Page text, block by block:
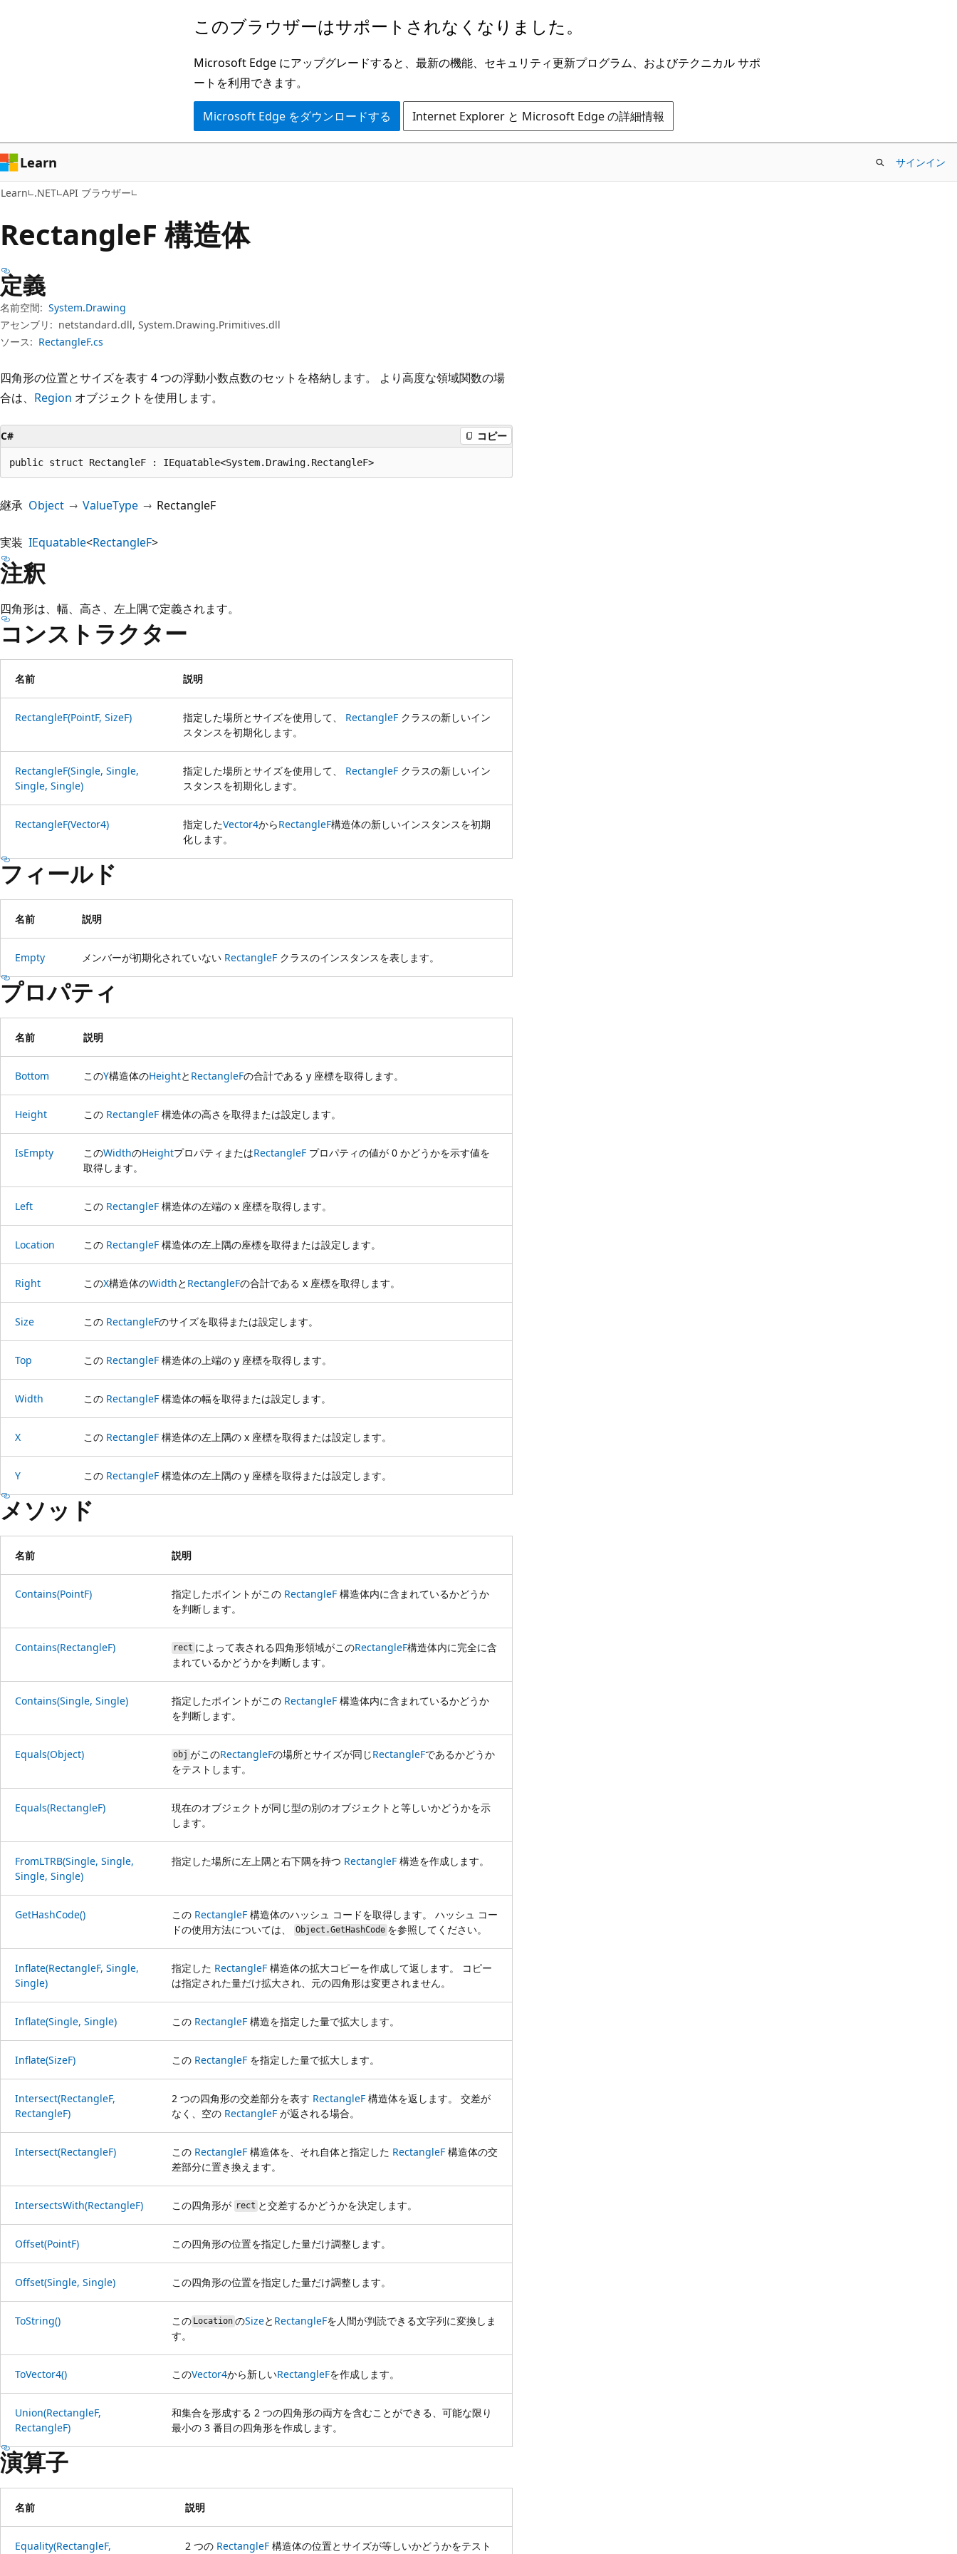
ン
ツ
に
ス
ッ
ゲ
ー
シ
ョ
に
キ
ッ
プ
このブラウザーはサポートされなくなりました。
Microsoft Edge にアップグレードすると、最新の機能、セキュリティ更新プログラム、およびテクニカル サポ
ートを利用できます。
Microsoft Edge をダウンロードする Internet Explorer と Microsoft Edge の詳細情報
Learn サインイン
Learn .NET API ブラウザー
RectangleF 構造体
定義
名前空間: System.Drawing
アセンブリ: netstandard.dll, System.Drawing.Primitives.dll
ソース: RectangleF.cs
四角形の位置とサイズを表す 4 つの浮動小数点数のセットを格納します。 より高度な領域関数の場
合は、 Region オブジェクトを使用します。
C# コピー
public struct RectangleF : IEquatable<System.Drawing.RectangleF>
継承 Object ValueType RectangleF
実装 IEquatable<RectangleF>
注釈
四角形は、幅、高さ、左上隅で定義されます。
コンストラクター
名前 説明
RectangleF(PointF, SizeF) 指定した場所とサイズを使用して、 RectangleF クラスの新しいイン
スタンスを初期化します。
RectangleF(Single, Single,
Single, Single)
指定した場所とサイズを使用して、 RectangleF クラスの新しいイン
スタンスを初期化します。
RectangleF(Vector4) 指定したVector4からRectangleF構造体の新しいインスタンスを初期
化します。
フィールド
名前 説明
Empty メンバーが初期化されていない RectangleF クラスのインスタンスを表します。
プロパティ
名前 説明
Bottom このY構造体のHeightと RectangleFの合計である y 座標を取得します。
Height この RectangleF 構造体の高さを取得または設定します。
IsEmpty このWidthのHeightプロパティまたはRectangleF プロパティの値が 0 かどうかを示す値を
取得します。
Left この RectangleF 構造体の左端の x 座標を取得します。
Location この RectangleF 構造体の左上隅の座標を取得または設定します。
Right このX構造体のWidthと RectangleFの合計である x 座標を取得します。
Size この RectangleFのサイズを取得または設定します。
Top この RectangleF 構造体の上端の y 座標を取得します。
Width この RectangleF 構造体の幅を取得または設定します。
X この RectangleF 構造体の左上隅の x 座標を取得または設定します。
Y この RectangleF 構造体の左上隅の y 座標を取得または設定します。
メソッド
名前 説明
Contains(PointF) 指定したポイントがこの RectangleF 構造体内に含まれているかどうか
を判断します。
Contains(RectangleF) rect によって表される四角形領域がこのRectangleF構造体内に完全に含
まれているかどうかを判断します。
Contains(Single, Single) 指定したポイントがこの RectangleF 構造体内に含まれているかどうか
を判断します。
Equals(Object) obj がこのRectangleFの場所とサイズが同じRectangleFであるかどうか
をテストします。
Equals(RectangleF)
現在のオブジェクトが同じ型の別のオブジェクトと等しいかどうかを示
します。
FromLTRB(Single, Single,
Single, Single)
指定した場所に左上隅と右下隅を持つ RectangleF 構造を作成します。
GetHashCode() この RectangleF 構造体のハッシュ コードを取得します。 ハッシュ コー
ドの使用方法については、
Object.GetHashCode を参照してください。
Inflate(RectangleF, Single,
Single)
指定した RectangleF 構造体の拡大コピーを作成して返します。 コピー
は指定された量だけ拡大され、元の四角形は変更されません。
Inflate(Single, Single) この RectangleF 構造を指定した量で拡大します。
Inflate(SizeF) この RectangleF を指定した量で拡大します。
Intersect(RectangleF,
RectangleF)
2 つの四角形の交差部分を表す RectangleF 構造体を返します。 交差が
なく、空の RectangleF が返される場合。
Intersect(RectangleF) この RectangleF 構造体を、それ自体と指定した RectangleF 構造体の交
差部分に置き換えます。
IntersectsWith(RectangleF) この四角形が rect と交差するかどうかを決定します。
Offset(PointF) この四角形の位置を指定した量だけ調整します。
Offset(Single, Single) この四角形の位置を指定した量だけ調整します。
ToString() この Location のSizeと RectangleFを人間が判読できる文字列に変換しま
す。
ToVector4() このVector4から新しいRectangleFを作成します。
Union(RectangleF,
RectangleF)
和集合を形成する 2 つの四角形の両方を含むことができる、可能な限り
最小の 3 番目の四角形を作成します。
演算子
名前 説明
Equality(RectangleF,
2 つの RectangleF 構造体の位置とサイズが等しいかどうかをテスト